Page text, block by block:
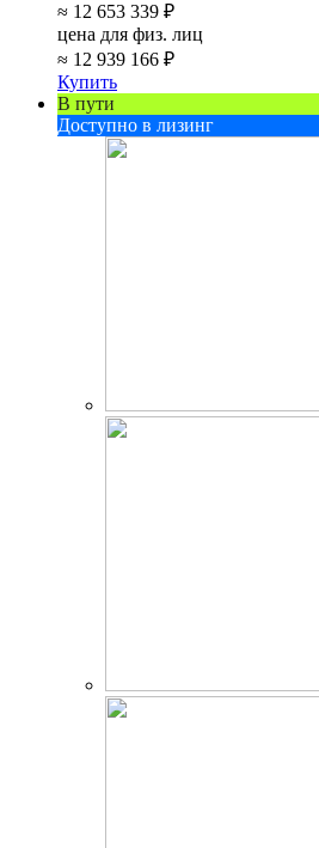
≈ 12 653 339 ₽
цена для физ. лиц
≈ 12 939 166 ₽
Купить
В пути
Доступно в лизинг